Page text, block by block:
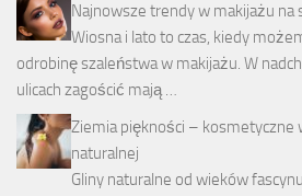
Najnowsze trendy w makijażu na
Wiosna i lato to czas, kiedy
odrobinę szaleństwa w makijażu. W
ulicach zagościć mają …
Ziemia piękności – kosmetyczne
naturalnej
Gliny naturalne od wieków